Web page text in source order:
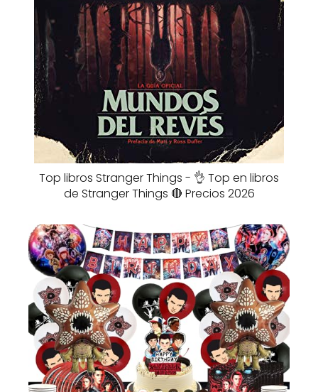
Top libros Stranger Things - 👌 Top en libros
de Stranger Things 🔴 Precios 2026